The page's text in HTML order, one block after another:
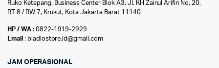
Ruko Ketapang. Business Center Blok A3. Jl. KH Zainul Arifin No. 20,
RT 8 / RW 7, Krukut, Kota Jakarta Barat 11140
HP / WA: 0822-1919-2929
Email : bladiostore.id@gmail.com
JAM OPERASIONAL